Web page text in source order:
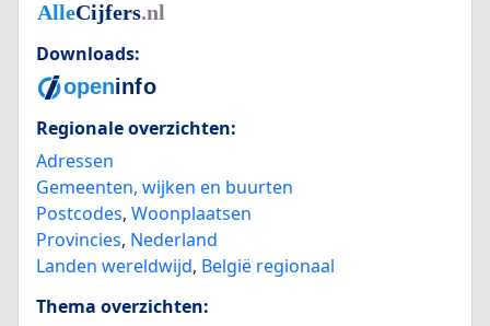
Downloads:
Regionale overzichten:
Adressen
Gemeenten, wijken en buurten
Postcodes, Woonplaatsen
Provincies, Nederland
Landen wereldwijd, België regionaal
Thema overzichten: